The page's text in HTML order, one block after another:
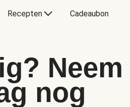
Recepten Cadeaubon
Neem
nog